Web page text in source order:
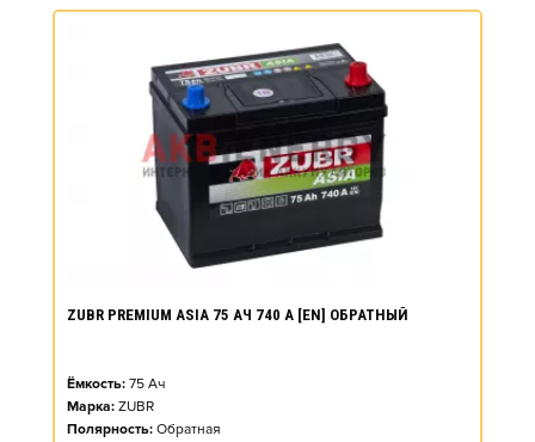
ZUBR PREMIUM ASIA 75 АЧ 740 А [EN] ОБРАТНЫЙ
Ёмкость: 75 Ач
Марка: ZUBR
Полярность: Обратная